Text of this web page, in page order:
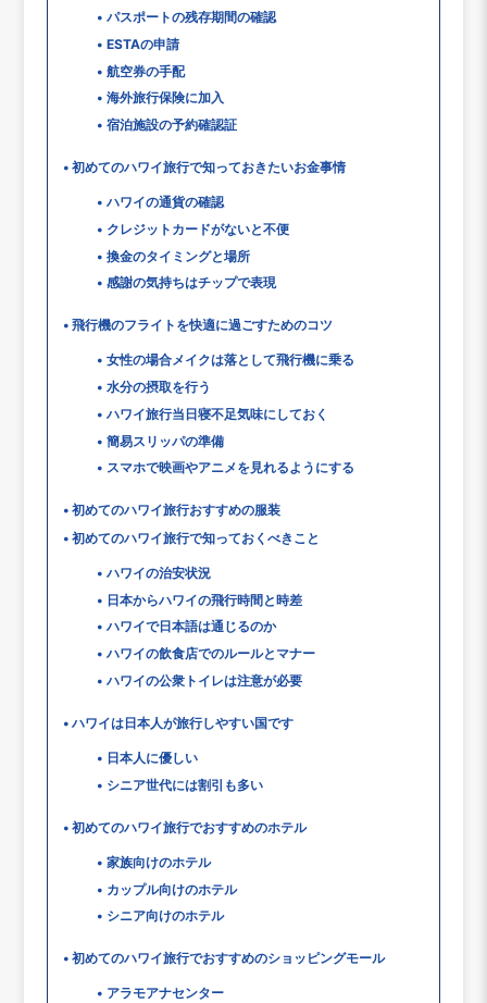
パスポートの残存期間の確認
ESTAの申請
航空券の手配
海外旅行保険に加入
宿泊施設の予約確認証
初めてのハワイ旅行で知っておきたいお金事情
ハワイの通貨の確認
クレジットカードがないと不便
換金のタイミングと場所
感謝の気持ちはチップで表現
飛行機のフライトを快適に過ごすためのコツ
女性の場合メイクは落として飛行機に乗る
水分の摂取を行う
ハワイ旅行当日寝不足気味にしておく
簡易スリッパの準備
スマホで映画やアニメを見れるようにする
初めてのハワイ旅行おすすめの服装
初めてのハワイ旅行で知っておくべきこと
ハワイの治安状況
日本からハワイの飛行時間と時差
ハワイで日本語は通じるのか
ハワイの飲食店でのルールとマナー
ハワイの公衆トイレは注意が必要
ハワイは日本人が旅行しやすい国です
日本人に優しい
シニア世代には割引も多い
初めてのハワイ旅行でおすすめのホテル
家族向けのホテル
カップル向けのホテル
シニア向けのホテル
初めてのハワイ旅行でおすすめのショッピングモール
アラモアナセンター